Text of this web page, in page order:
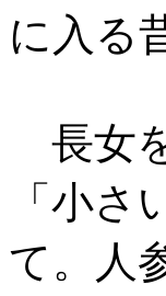
に入る
長女
「小
て。人